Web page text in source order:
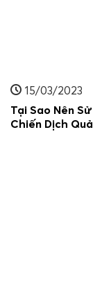
15/03/2023
Tại Sao Nên
Chiến Dịch